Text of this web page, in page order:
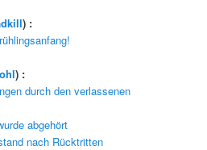
) :
) :
durch den verlassenen
abgehört
nach Rücktritten